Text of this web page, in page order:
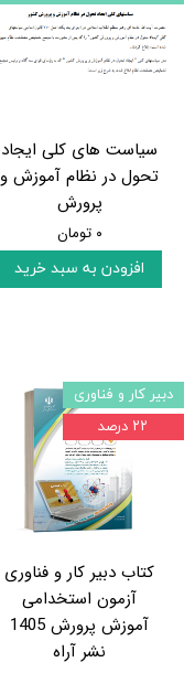
سیاست های کلی ایجاد
تحول در نظام آموزش و
پرورش
۰ تومان
افزودن به سبد خرید
کتاب دبیر کار و فناوری
آزمون استخدامی
آموزش پرورش 1405
نشر آراه
دبیر کار و فناوری
۲۲ درصد